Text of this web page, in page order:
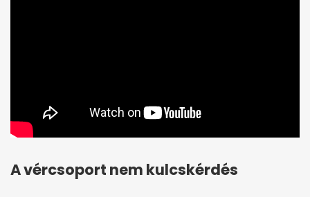
A vércsoport nem kulcskérdés